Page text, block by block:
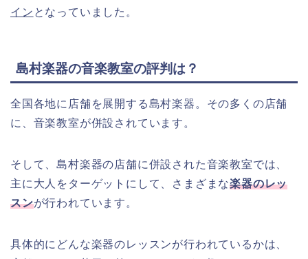
イン となっていました。
島村楽器の音楽教室の評判は？
全国各地に店舗を展開する島村楽器。その多くの店舗
に、音楽教室が併設されています。
そして、島村楽器の店舗に併設された音楽教室では、
主に大人をターゲットにして、さまざまな楽器のレッ
スンが行われています。
具体的にどんな楽器のレッスンが行われているかは、